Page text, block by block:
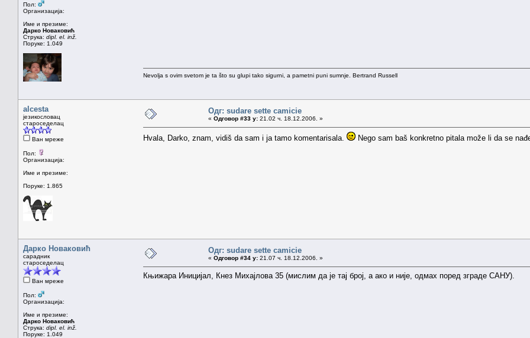
Пол:
Организација:
Име и презиме:
Дарко Новаковић
Струка: dipl. el. inž.
Поруке: 1.049
Nevolja s ovim svetom je ta što su glupi tako sigurni, a pametni puni sumnje. Bertrand Russell
alcesta
језикословац
староседелац
Ван мреже
Пол:
Организација:
Име и презиме:
Поруке: 1.865
Одг: sudare sette camicie
« Одговор #33 у: 21.02 ч. 18.12.2006. »
Hvala, Darko, znam, vidiš da sam i ja tamo komentarisala. Nego sam baš konkretno pitala može li da se
Дарко Новаковић
сарадник
староседелац
Ван мреже
Пол:
Организација:
Име и презиме:
Дарко Новаковић
Струка: dipl. el. inž.
Поруке: 1.049
Одг: sudare sette camicie
« Одговор #34 у: 21.07 ч. 18.12.2006. »
Књижара Иницијал, Кнез Михајлова 35 (мислим да је тај број, а ако и није, одмах поред зграде САНУ).